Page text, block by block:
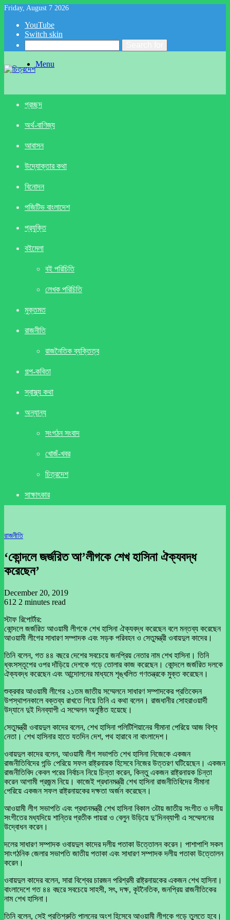
Friday, August 7 2026
YouTube
Switch skin
Menu
প্রচ্ছদ
অর্থ-বাণিজ্য
আবাসন
উদ্যোক্তার কথা
বিনোদন
পজিটিভ বাংলাদেশ
প্রযুক্তি
বইমেলা
বই পরিচিতি
লেখক পরিচিতি
মুক্তমত
রাজনীতি
রাজনৈতিক ব্যক্তিত্ব
গল্প-কবিতা
স্বাস্থ্য কথা
অন্যান্য
সংগঠন সংবাদ
খােজঁ-খবর
চিত্রদেশ
সাক্ষাৎকার
রাজনীতি
‘কোন্দলে জর্জরিত আ’লীগকে শেখ হাসিনা ঐক্যবদ্ধ
করেছেন’
December 20, 2019
612 2 minutes read
স্টাফ রিপোর্টার:
কোন্দলে জর্জরিত আওয়ামী লীগকে শেখ হাসিনা ঐক্যবদ্ধ করেছেন বলে মন্তব্য করেছেন
আওয়ামী লীগের সাধারণ সম্পাদক এবং সড়ক পরিবহন ও সেতুমন্ত্রী ওবায়দুল কাদের।
তিনি বলেন, গত ৪৪ বছরে দেশের সবচেয়ে জনপ্রিয় নেতার নাম শেখ হাসিনা। তিনি
ধ্বংসস্তূপের ওপর দাঁড়িয়ে দেশকে গড়ে তোলার কাজ করেছেন। কোন্দলে জর্জরিত দলকে
ঐক্যবদ্ধ করেছেন এবং আন্দোলনের মাধ্যমে শৃঙ্খলিত গণতন্ত্রকে মুক্ত করেছেন।
শুক্রবার আওয়ামী লীগের ২১তম জাতীয় সম্মেলনে সাধারণ সম্পাদকের প্রতিবেদন
উপস্থাপনকালে বক্তব্য রাখতে গিয়ে তিনি এ কথা বলেন। রাজধানীর সোহরাওয়ার্দী
উদ্যানে দুই দিনব্যাপী এ সম্মেলন অনুষ্ঠিত হয়েছে।
সেতুমন্ত্রী ওবায়দুল কাদের বলেন, শেখ হাসিনা পলিটিশিয়ানের সীমানা পেরিয়ে আজ বিশ্ব
নেতা। শেখ হাসিনার হাতে যতদিন দেশ, পথ হারাবে না বাংলাদেশ।
ওবায়দুল কাদের বলেন, আওয়ামী লীগ সভাপতি শেখ হাসিনা নিজেকে একজন
রাজনীতিবিদের গন্ডি পেরিয়ে সফল রাষ্ট্রনায়ক হিসেবে নিজের উত্তরণ ঘটিয়েছেন। একজন
রাজনীতিবিদ কেবল পরের নির্বাচন নিয়ে চিন্তা করেন, কিন্তু একজন রাষ্ট্রনায়ক চিন্তা
করেন আগামী প্রজন্ম নিয়ে। কাজেই প্রধানমন্ত্রী শেখ হাসিনা রাজনীতিবিদের সীমানা
পেরিয়ে একজন সফল রাষ্ট্রনায়কের দক্ষতা অর্জন করেছেন।
আওয়ামী লীগ সভাপতি এবং প্রধানমন্ত্রী শেখ হাসিনা বিকাল ৩টায় জাতীয় সংগীত ও দলীয়
সংগীতের মধ্যদিয়ে শান্তির প্রতীক পায়রা ও বেলুন উড়িয়ে দু’দিনব্যাপী এ সম্মেলনের
উদ্বোধন করেন।
দলের সাধারণ সম্পাদক ওবায়দুল কাদের দলীয় পতাকা উত্তোলন করেন। পাশাপাশি সকল
সাংগঠনিক জেলার সভাপতি জাতীয় পতাকা এবং সাধারণ সম্পাদক দলীয় পতাকা উত্তোলন
করেন।
ওবায়দুল কাদের বলেন, সারা বিশ্বের চারজন পরিশ্রমী রাষ্ট্রনায়কের একজন শেখ হাসিনা।
বাংলাদেশে গত ৪৪ বছরে সবচেয়ে সাহসী, সৎ, দক্ষ, কূটনৈতিক, জনপ্রিয় রাজনীতিকের
নাম শেখ হাসিনা।
তিনি বলেন, সেই প্রতিশ্রুতি পালনের অংশ হিসেবে আওয়ামী লীগকে গড়ে তুলতে হবে।